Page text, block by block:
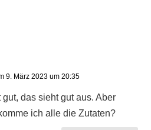
9. März 2023 um 20:35
gut, das sieht gut aus. Aber
ich alle die Zutaten?